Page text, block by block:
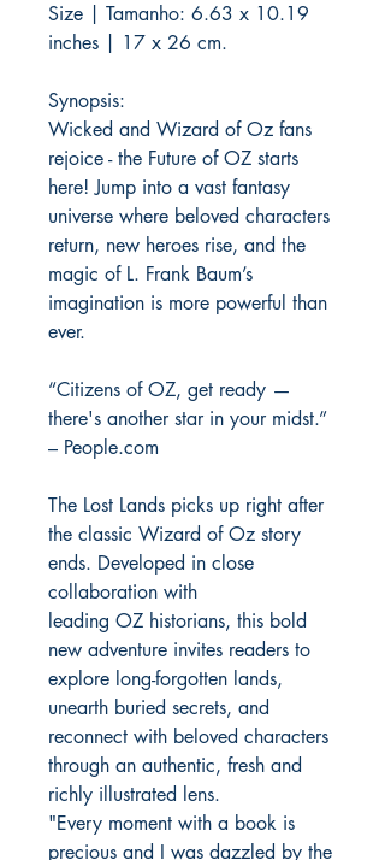
Size | Tamanho: 6.63 x 10.19
inches | 17 x 26 cm.
Synopsis:
Wicked and Wizard of Oz fans
rejoice - the Future of OZ starts
here! Jump into a vast fantasy
universe where beloved characters
return, new heroes rise, and the
magic of L. Frank Baum’s
imagination is more powerful than
ever.
“Citizens of OZ, get ready —
there's another star in your midst.”
– People.com
The Lost Lands picks up right after
the classic Wizard of Oz story
ends. Developed in close
collaboration with
leading OZ historians, this bold
new adventure invites readers to
explore long-forgotten lands,
unearth buried secrets, and
reconnect with beloved characters
through an authentic, fresh and
richly illustrated lens.
"Every moment with a book is
precious and I was dazzled by the